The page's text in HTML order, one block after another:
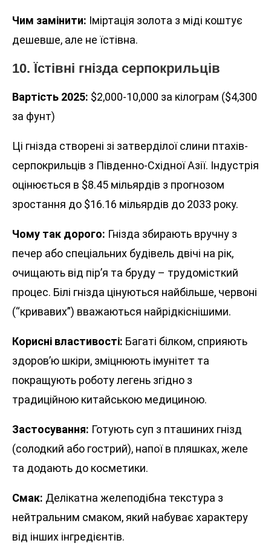
Чим замінити: Іміртація золота з міді коштує
дешевше, але не їстівна.
10. Їстівні гнізда серпокрильців
Вартість 2025: $2,000-10,000 за кілограм ($4,300
за фунт)
Ці гнізда створені зі затверділої слини птахів-
серпокрильців з Південно-Східної Азії. Індустрія
оцінюється в $8.45 мільярдів з прогнозом
зростання до $16.16 мільярдів до 2033 року.
Чому так дорого: Гнізда збирають вручну з
печер або спеціальних будівель двічі на рік,
очищають від пір’я та бруду – трудомісткий
процес. Білі гнізда цінуються найбільше, червоні
(“кривавих”) вважаються найрідкіснішими.
Корисні властивості: Багаті білком, сприяють
здоров’ю шкіри, зміцнюють імунітет та
покращують роботу легень згідно з
традиційною китайською медициною.
Застосування: Готують суп з пташиних гнізд
(солодкий або гострий), напої в пляшках, желе
та додають до косметики.
Смак: Делікатна желеподібна текстура з
нейтральним смаком, який набуває характеру
від інших інгредієнтів.